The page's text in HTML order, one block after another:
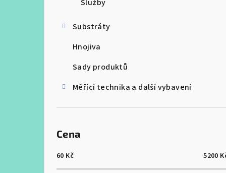
Služby
Substráty
Hnojiva
Sady produktů
Měřící technika a další vybavení
Cena
60 Kč 5200